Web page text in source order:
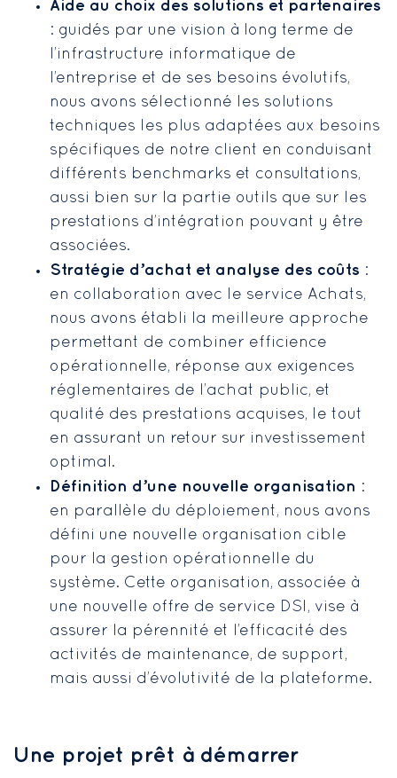
Aide au choix des solutions et partenaires
: guidés par une vision à long terme de
l’infrastructure informatique de
l’entreprise et de ses besoins évolutifs,
nous avons sélectionné les solutions
techniques les plus adaptées aux besoins
spécifiques de notre client en conduisant
différents benchmarks et consultations,
aussi bien sur la partie outils que sur les
prestations d’intégration pouvant y être
associées.
Stratégie d’achat et analyse des coûts :
en collaboration avec le service Achats,
nous avons établi la meilleure approche
permettant de combiner efficience
opérationnelle, réponse aux exigences
réglementaires de l’achat public, et
qualité des prestations acquises, le tout
en assurant un retour sur investissement
optimal.
Définition d’une nouvelle organisation :
en parallèle du déploiement, nous avons
défini une nouvelle organisation cible
pour la gestion opérationnelle du
système. Cette organisation, associée à
une nouvelle offre de service DSI, vise à
assurer la pérennité et l’efficacité des
activités de maintenance, de support,
mais aussi d’évolutivité de la plateforme.
Une projet prêt à démarrer